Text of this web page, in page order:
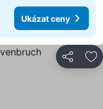
Ukázat ceny
Sdílet